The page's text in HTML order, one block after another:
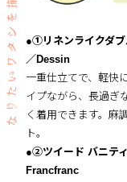
●①リネンライクダブ
／Dessin
一重仕立てで、軽快
イプながら、長過ぎ
く着用できます。麻
ト。
●②ツイード バニテ
Francfranc